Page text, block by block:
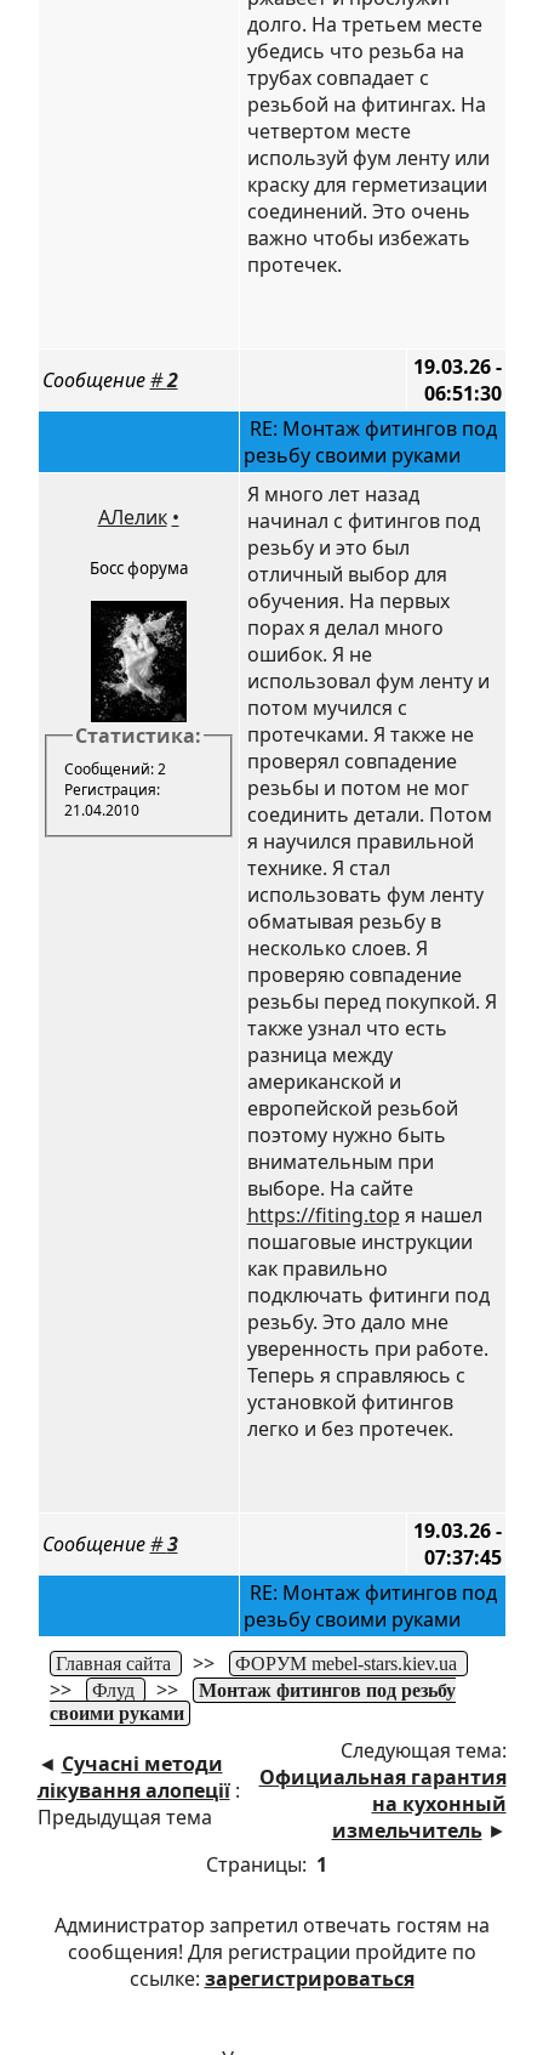
долго. На третьем месте
убедись что резьба на
трубах совпадает с
резьбой на фитингах. На
четвертом месте
используй фум ленту или
краску для герметизации
соединений. Это очень
важно чтобы избежать
протечек.
Сообщение#2
19.03.26 -
06:51:30
RE: Монтаж фитингов под
резьбу своими руками
АЛелик •
Босс форума
Статистика:
Сообщений: 2
Регистрация:
21.04.2010
Я много лет назад
начинал с фитингов под
резьбу и это был
отличный выбор для
обучения. На первых
порах я делал много
ошибок. Я не
использовал фум ленту и
потом мучился с
протечками. Я также не
проверял совпадение
резьбы и потом не мог
соединить детали. Потом
я научился правильной
технике. Я стал
использовать фум ленту
обматывая резьбу в
несколько слоев. Я
проверяю совпадение
резьбы перед покупкой. Я
также узнал что есть
разница между
американской и
европейской резьбой
поэтому нужно быть
внимательным при
выборе. На сайте
https://fiting.top я нашел
пошаговые инструкции
как правильно
подключать фитинги под
резьбу. Это дало мне
уверенность при работе.
Теперь я справляюсь с
установкой фитингов
легко и без протечек.
Сообщение#3
19.03.26 -
07:37:45
RE: Монтаж фитингов под
резьбу своими руками
Главная сайта >> ФОРУМ mebel-stars.kiev.ua
>> Флуд >>
Монтаж фитингов под резьбу
своими руками
◄ Сучасні методи
лікування алопеції:
Предыдущая тема
Следующая тема:
Официальная гарантия
на кухонный
измельчитель►
Страницы: 1
Администратор запретил отвечать гостям на
сообщения! Для регистрации пройдите по
ссылке: зарегистрироваться